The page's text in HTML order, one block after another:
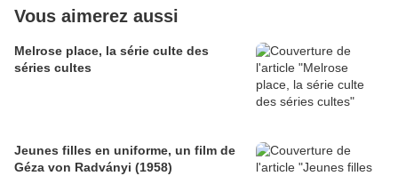
Vous aimerez aussi
Melrose place, la série culte des
séries cultes
Jeunes filles en uniforme, un film de
Géza von Radványi (1958)